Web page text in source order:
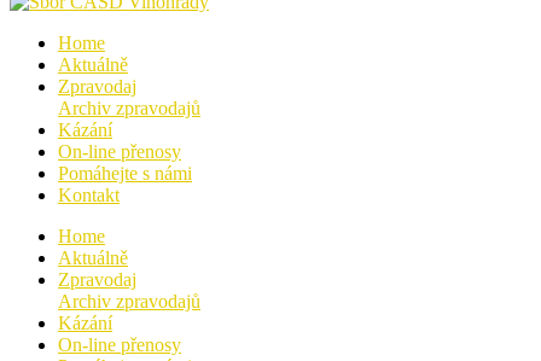
Home
Aktuálně
Zpravodaj
Archiv zpravodajů
Kázání
On-line přenosy
Pomáhejte s námi
Kontakt
Home
Aktuálně
Zpravodaj
Archiv zpravodajů
Kázání
On-line přenosy